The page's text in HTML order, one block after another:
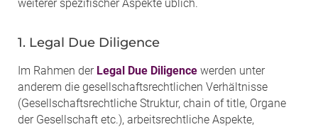
weiterer spezifischer Aspekte üblich.
1. Legal Due Diligence
Im Rahmen der Legal Due Diligence werden unter
anderem die gesellschaftsrechtlichen Verhältnisse
(Gesellschaftsrechtliche Struktur, chain of title, Organe
der Gesellschaft etc.), arbeitsrechtliche Aspekte,